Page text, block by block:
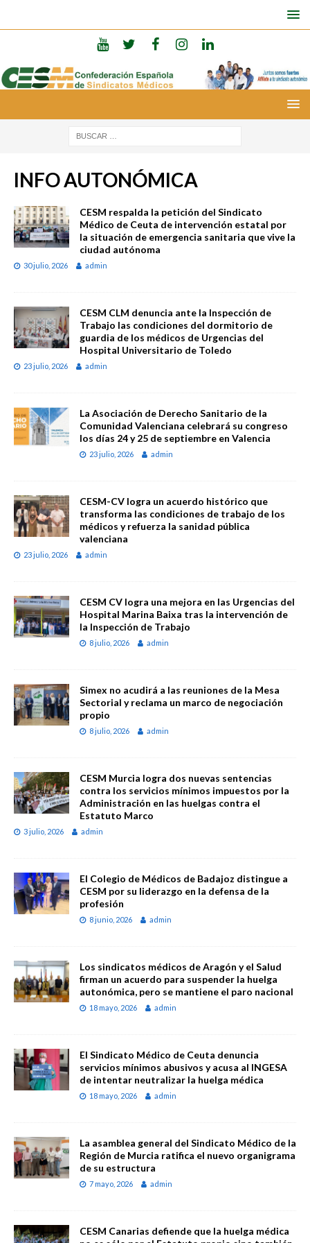
INFO AUTONÓMICA
CESM respalda la petición del Sindicato
Médico de Ceuta de intervención estatal por
la situación de emergencia sanitaria que vive la
ciudad autónoma
30 julio, 2026 admin
CESM CLM denuncia ante la Inspección de
Trabajo las condiciones del dormitorio de
guardia de los médicos de Urgencias del
Hospital Universitario de Toledo
23 julio, 2026 admin
La Asociación de Derecho Sanitario de la
Comunidad Valenciana celebrará su congreso
los días 24 y 25 de septiembre en Valencia
23 julio, 2026 admin
CESM-CV logra un acuerdo histórico que
transforma las condiciones de trabajo de los
médicos y refuerza la sanidad pública
valenciana
23 julio, 2026 admin
CESM CV logra una mejora en las Urgencias del
Hospital Marina Baixa tras la intervención de
la Inspección de Trabajo
8 julio, 2026 admin
Simex no acudirá a las reuniones de la Mesa
Sectorial y reclama un marco de negociación
propio
8 julio, 2026 admin
CESM Murcia logra dos nuevas sentencias
contra los servicios mínimos impuestos por la
Administración en las huelgas contra el
Estatuto Marco
3 julio, 2026 admin
El Colegio de Médicos de Badajoz distingue a
CESM por su liderazgo en la defensa de la
profesión
8 junio, 2026 admin
Los sindicatos médicos de Aragón y el Salud
firman un acuerdo para suspender la huelga
autonómica, pero se mantiene el paro nacional
18 mayo, 2026 admin
El Sindicato Médico de Ceuta denuncia
servicios mínimos abusivos y acusa al INGESA
de intentar neutralizar la huelga médica
18 mayo, 2026 admin
La asamblea general del Sindicato Médico de la
Región de Murcia ratifica el nuevo organigrama
de su estructura
7 mayo, 2026 admin
CESM Canarias defiende que la huelga médica